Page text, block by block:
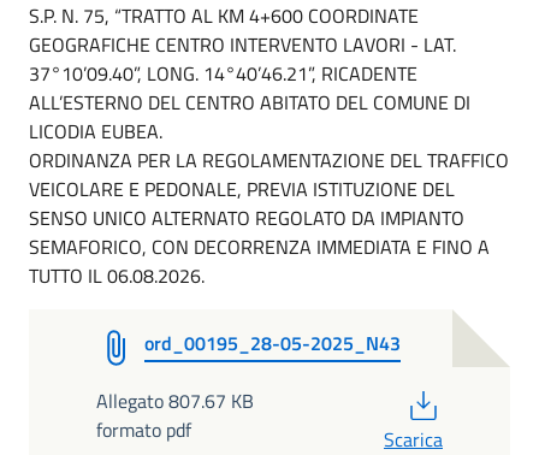
S.P. N. 75, “TRATTO AL KM 4+600 COORDINATE
GEOGRAFICHE CENTRO INTERVENTO LAVORI - LAT.
37°10’09.40”, LONG. 14°40’46.21”, RICADENTE
ALL’ESTERNO DEL CENTRO ABITATO DEL COMUNE DI
LICODIA EUBEA.
ORDINANZA PER LA REGOLAMENTAZIONE DEL TRAFFICO
VEICOLARE E PEDONALE, PREVIA ISTITUZIONE DEL
SENSO UNICO ALTERNATO REGOLATO DA IMPIANTO
SEMAFORICO, CON DECORRENZA IMMEDIATA E FINO A
TUTTO IL 06.08.2026.
ord_00195_28-05-2025_N43
Allegato 807.67 KB
formato pdf
Scarica